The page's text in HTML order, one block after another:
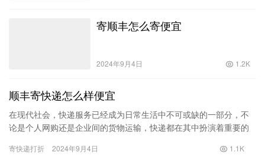
寄顺丰怎么寄便宜
2024年9月4日 1.2K
顺丰寄快递怎么样便宜
在现代社会，快递服务已经成为日常生活中不可或缺的一部分，不
论是个人网购还是企业间的货物运输，快递都在其中扮演着重要的
效和优…
寄快递打折 2024年9月4日 1.1K